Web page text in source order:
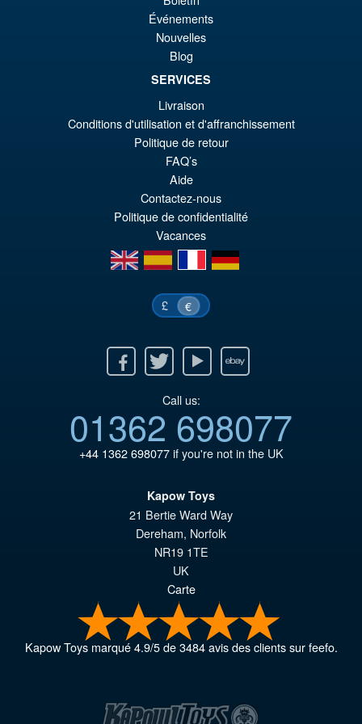
x Usagi Yojimbo Ultimate
Michelangelo Action Figure
€42.97
PRÉ COMMANDE
Événements
Nouvelles
Blog
SERVICES
Livraison
Conditions d'utilisation et d'affranchissement
Politique de retour
FAQ’s
Aide
Contactez-nous
Politique de confidentialité
Vacances
en
es fr de
£ €
Twitter Youtube Ebay
Call us:
01362 698077
+44 1362 698077if you're not in the UK
Kapow Toys
21 Bertie Ward Way
Dereham, Norfolk
NR19 1TE
UK
Carte
Kapow Toysmarqué4.9/5de3484avis des clients sur feefo.